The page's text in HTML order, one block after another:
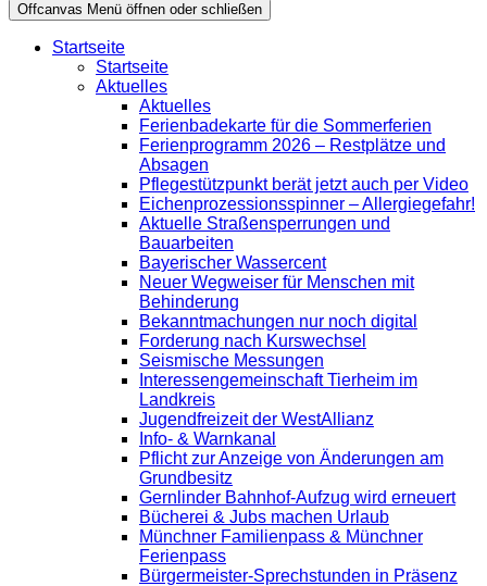
Offcanvas Menü öffnen oder schließen
Startseite
Startseite
Aktuelles
Aktuelles
Ferienbadekarte für die Sommerferien
Ferienprogramm 2026 – Restplätze und
Absagen
Pflegestützpunkt berät jetzt auch per Video
Eichenprozessionsspinner – Allergiegefahr!
Aktuelle Straßensperrungen und
Bauarbeiten
Bayerischer Wassercent
Neuer Wegweiser für Menschen mit
Behinderung
Bekanntmachungen nur noch digital
Forderung nach Kurswechsel
Seismische Messungen
Interessengemeinschaft Tierheim im
Landkreis
Jugendfreizeit der WestAllianz
Info- & Warnkanal
Pflicht zur Anzeige von Änderungen am
Grundbesitz
Gernlinder Bahnhof-Aufzug wird erneuert
Bücherei & Jubs machen Urlaub
Münchner Familienpass & Münchner
Ferienpass
Bürgermeister-Sprechstunden in Präsenz